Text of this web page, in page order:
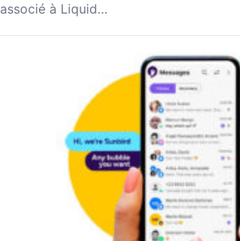
associé à Liquid…